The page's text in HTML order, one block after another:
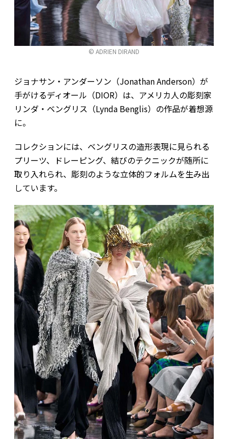
© ADRIEN DIRAND
ジョナサン・アンダーソン（Jonathan Anderson）が
手がけるディオール（DIOR）は、アメリカ人の彫刻家
リンダ・ベングリス（Lynda Benglis）の作品が着想源
に。
コレクションには、ベングリスの造形表現に見られる
プリーツ、ドレーピング、結びのテクニックが随所に
取り入れられ、彫刻のような立体的フォルムを生み出
しています。